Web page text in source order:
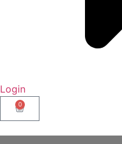
Login
0